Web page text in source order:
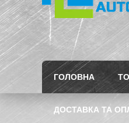
ГОЛОВНА
ДОСТАВКА ТА